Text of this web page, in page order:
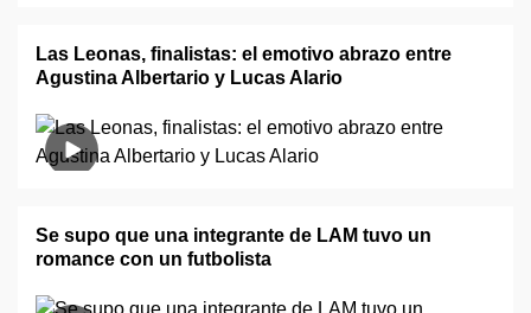
Las Leonas, finalistas: el emotivo abrazo entre
Agustina Albertario y Lucas Alario
Se supo que una integrante de LAM tuvo un
romance con un futbolista